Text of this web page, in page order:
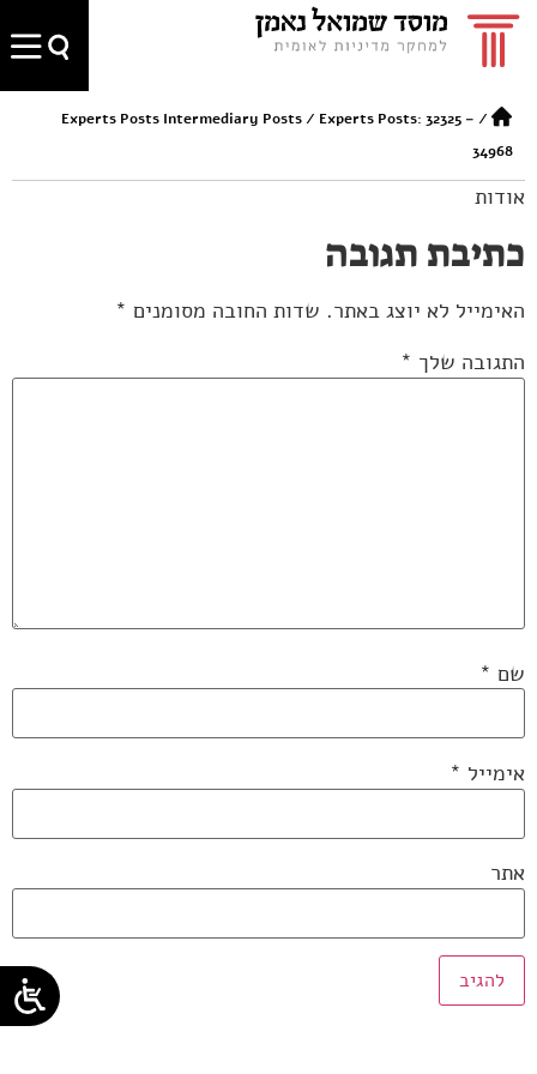
/
Experts Posts Intermediary Posts/ Experts Posts: 32325 –
34968
אודות
כתיבת תגובה
האימייל לא יוצג באתר. שדות החובה מסומנים *
התגובה שלך *
שם *
אימייל *
אתר